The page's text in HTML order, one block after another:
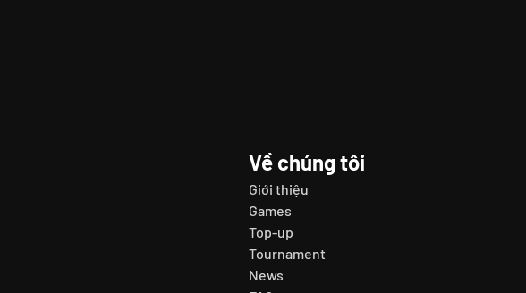
Về chúng tôi
Giới thiệu
Games
Top-up
Tournament
News